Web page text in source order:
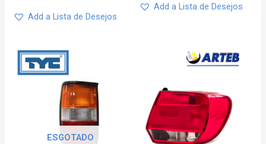
Add a Lista de Desejos
Add a Lista de Desejos
ESGOTADO